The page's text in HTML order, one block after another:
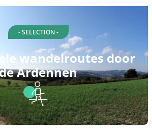
- SELECTION -
wandelroutes door
Ardennen